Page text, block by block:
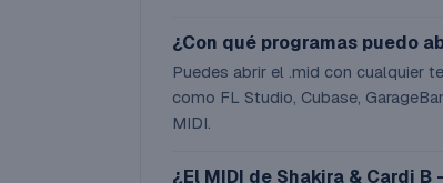
¿Con qué programas puedo
Puedes abrir el .mid con cualquier
como FL Studio, Cubase,
MIDI.
¿El MIDI de Shakira & Cardi